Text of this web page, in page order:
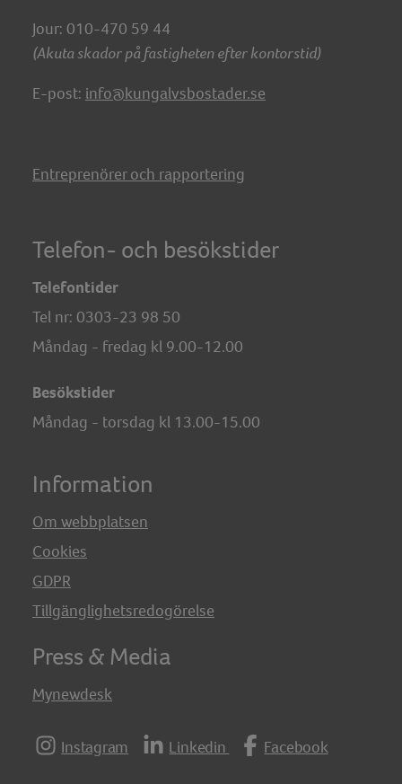
Jour: 010-470 59 44
(Akuta skador på fastigheten efter kontorstid)
E-post: info@kungalvsbostader.se
Entreprenörer och rapportering
Telefon- och besökstider
Telefontider
Tel nr: 0303-23 98 50
Måndag - fredag kl 9.00-12.00
Besökstider
Måndag - torsdag kl 13.00-15.00
Information
Om webbplatsen
Cookies
GDPR
Tillgänglighetsredogörelse
Press & Media
Mynewdesk
Instagram Linkedin Facebook